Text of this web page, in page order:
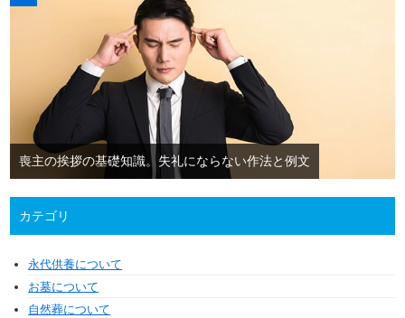
喪主の挨拶の基礎知識。失礼にならない作法と例文
カテゴリ
永代供養について
お墓について
自然葬について